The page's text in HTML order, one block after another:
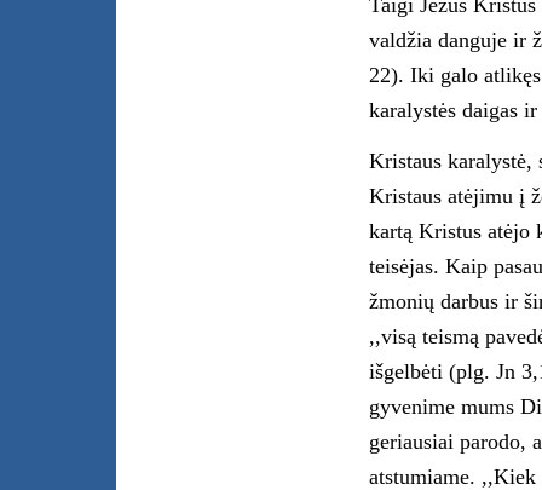
Taigi Jėzus
valdžia danguje ir
22). Iki galo
karalystės daigas
Kristaus karalystė,
Kristaus atėjimu į
kartą Kristus atėjo
teisėjas. Kaip
žmonių darbus ir
,,visą teismą
išgelbėti (plg. Jn
gyvenime mums
geriausiai parodo,
atstumiame. ,,Kiek